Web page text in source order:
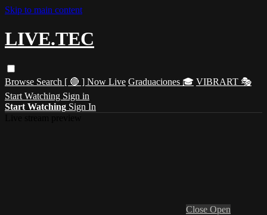
Skip to main content
LIVE.TEC
Browse Search [ 🔴 ] Now Live Graduaciones 🎓 VIBRART 🎭
Start Watching Sign in
Start Watching Sign In
Close Open